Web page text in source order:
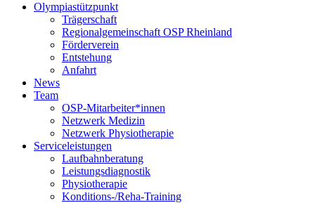
Olympiastützpunkt
Trägerschaft
Regionalgemeinschaft OSP Rheinland
Förderverein
Entstehung
Anfahrt
News
Team
OSP-Mitarbeiter*innen
Netzwerk Medizin
Netzwerk Physiotherapie
Serviceleistungen
Laufbahnberatung
Leistungsdiagnostik
Physiotherapie
Konditions-/Reha-Training